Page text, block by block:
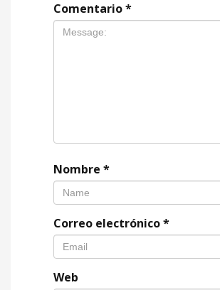
Comentario*
Nombre *
Correo electrónico*
Web